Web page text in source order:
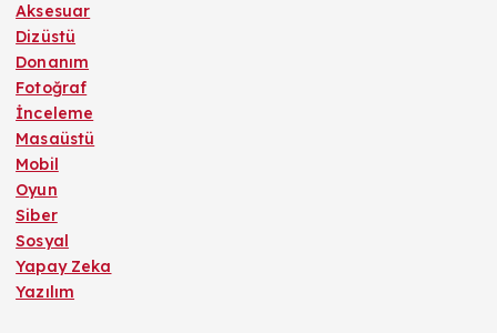
Aksesuar
Dizüstü
Donanım
Fotoğraf
İnceleme
Masaüstü
Mobil
Oyun
Siber
Sosyal
Yapay Zeka
Yazılım